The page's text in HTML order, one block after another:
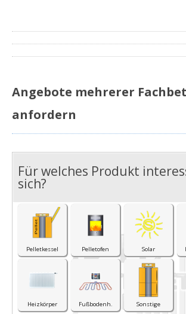
Angebote mehrerer
anfordern
Für welches Produkt
sich?
Pelletkessel Pelletofen Solar
Heizkörper Fußbodenh. Sonstige